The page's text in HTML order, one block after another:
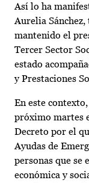
Así lo ha
Aurelia
mantenido el
Tercer Sector
estado
y Prestaciones
En este
próximo martes
Decreto por el
Ayudas de
personas que se
económica y